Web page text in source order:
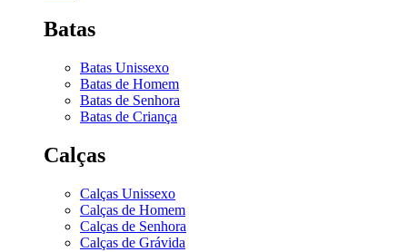
Batas
Batas Unissexo
Batas de Homem
Batas de Senhora
Batas de Criança
Calças
Calças Unissexo
Calças de Homem
Calças de Senhora
Calças de Grávida